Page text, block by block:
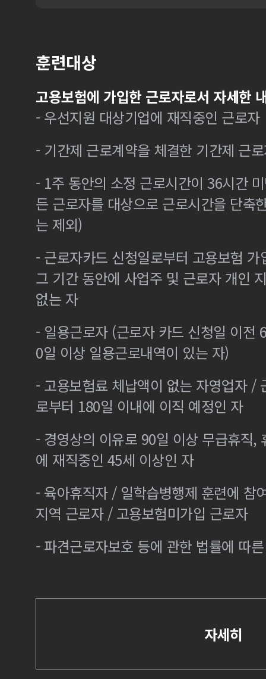
훈련대상
고용보험에 가입한 근로자로서 자세한
- 우선지원 대상기업에 재직중인 근로자
- 기간제 근로계약을 체결한 기간제 근
- 1주 동안의 소정 근로시간이 36시간
든 근로자를 대상으로 근로시간을 단축
는 제외)
- 근로자카드 신청일로부터 고용보험
그 기간 동안에 사업주 및 근로자 개인
없는 자
- 일용근로자 (근로자 카드 신청일 이전
0일 이상 일용근로내역이 있는 자)
- 고용보험료 체납액이 없는 자영업자 /
로부터 180일 이내에 이직 예정인 자
- 경영상의 이유로 90일 이상 무급휴직,
에 재직중인 45세 이상인 자
- 육아휴직자 / 일학습병행제 훈련에 참
지역 근로자 / 고용보험미가입 근로자
- 파견근로자보호 등에 관한 법률에 따
자세히